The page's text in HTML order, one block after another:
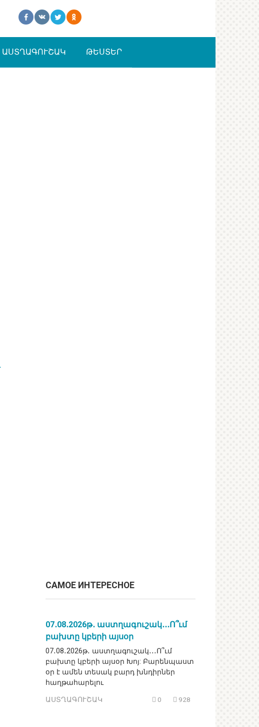
ԱՍՏՂԱԳՈՒՇԱԿ ԹԵՍՏԵՐ
САМОЕ ИНТЕРЕСНОЕ
07․08․2026թ․ աստղագուշակ․․․Ո՞ւմ
բախտը կբերի այսօր
07․08․2026թ․ աստղագուշակ․․․Ո՞ւմ
բախտը կբերի այսօր Խոյ: Բարենպաստ
օր է ամեն տեսակ բարդ խնդիրներ
հաղթահարելու
ԱՍՏՂԱԳՈՒՇԱԿ 0 928